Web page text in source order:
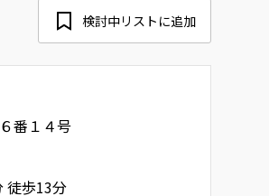
検討中リストに追加
番１４号
徒歩13分